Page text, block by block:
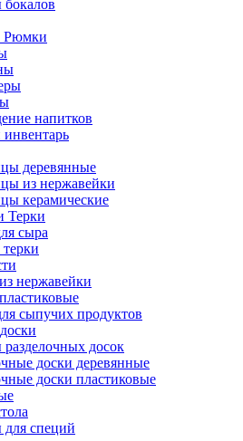
Рюмки
напитков
деревянные
из нержавейки
керамические
Терки
сыра
нержавейки
сыпучих продуктов
досок
доски деревянные
доски пластиковые
специй